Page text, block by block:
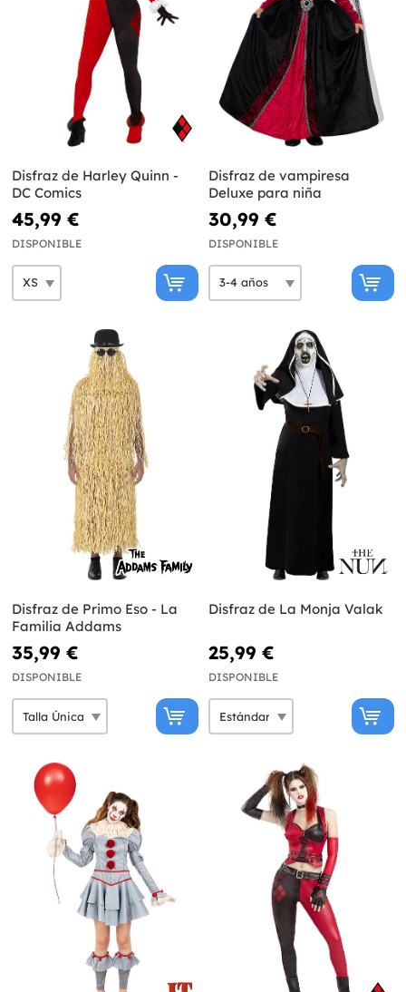
Disfraz de Harley Quinn -
DC Comics
45,99 €
DISPONIBLE
Disfraz de vampiresa
Deluxe para niña
30,99 €
DISPONIBLE
Disfraz de Primo Eso - La
Familia Addams
35,99 €
DISPONIBLE
Disfraz de La Monja Valak
25,99 €
DISPONIBLE